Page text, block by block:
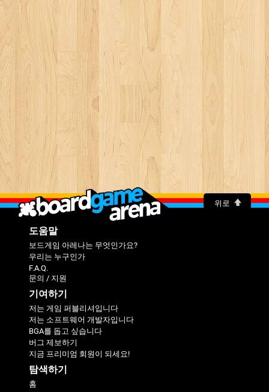
위로
도움말
보드게임 아레나는 무엇인가요?
우리는 누구인가
F.A.Q.
문의 / 지원
기여하기
저는 게임 퍼블리셔입니다
저는 소프트웨어 개발자입니다
BGA를 돕고 싶습니다
버그 제보하기
지금 프리미엄 회원이 되세요!
탐색하기
홈